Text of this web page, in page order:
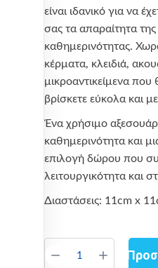
είναι ιδανικό για να
σας τα απαραίτητα της
καθημερινότητας.
κέρματα, κλειδιά,
μικροαντικείμενα που
βρίσκετε εύκολα και
Ένα χρήσιμο αξεσουάρ
καθημερινότητα και
επιλογή δώρου που
λειτουργικότητα και
Διαστάσεις: 11cm x